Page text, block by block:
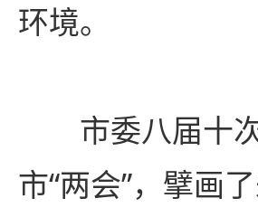
环境。
市委八届十
市“两会”，擘画